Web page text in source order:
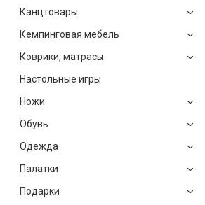
Канцтовары
Кемпинговая мебель
Коврики, матрасы
Настольные игры
Ножи
Обувь
Одежда
Палатки
Подарки